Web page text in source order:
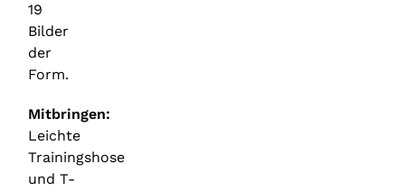
19
Bilder
der
Form.
Mitbringen:
Leichte
Trainingshose
und T-